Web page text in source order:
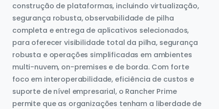
construção de plataformas, incluindo virtualização,
segurança robusta, observabilidade de pilha
completa e entrega de aplicativos selecionados,
para oferecer visibilidade total da pilha, segurança
robusta e operações simplificadas em ambientes
multi-nuvem, on-premises e de borda. Com forte
foco em interoperabilidade, eficiência de custos e
suporte de nível empresarial, o Rancher Prime
permite que as organizações tenham a liberdade de